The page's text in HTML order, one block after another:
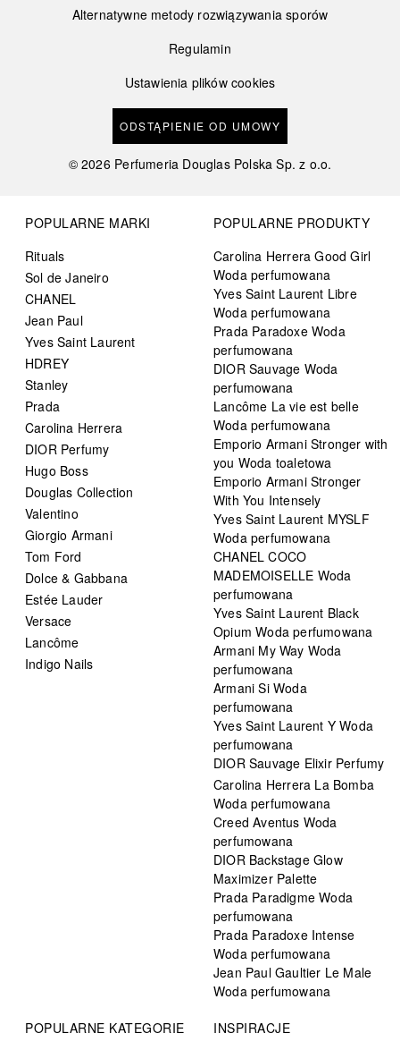
Alternatywne metody rozwiązywania sporów
Regulamin
Ustawienia plików cookies
ODSTĄPIENIE OD UMOWY
©2026 Perfumeria Douglas Polska Sp. z o.o.
POPULARNE MARKI
Rituals
Sol de Janeiro
CHANEL
Jean Paul
Yves Saint Laurent
HDREY
Stanley
Prada
Carolina Herrera
DIOR Perfumy
Hugo Boss
Douglas Collection
Valentino
Giorgio Armani
Tom Ford
Dolce & Gabbana
Estée Lauder
Versace
Lancôme
Indigo Nails
POPULARNE PRODUKTY
Carolina Herrera Good Girl
Woda perfumowana
Yves Saint Laurent Libre
Woda perfumowana
Prada Paradoxe Woda
perfumowana
DIOR Sauvage Woda
perfumowana
Lancôme La vie est belle
Woda perfumowana
Emporio Armani Stronger with
you Woda toaletowa
Emporio Armani Stronger
With You Intensely
Yves Saint Laurent MYSLF
Woda perfumowana
CHANEL COCO
MADEMOISELLE Woda
perfumowana
Yves Saint Laurent Black
Opium Woda perfumowana
Armani My Way Woda
perfumowana
Armani Si Woda
perfumowana
Yves Saint Laurent Y Woda
perfumowana
DIOR Sauvage Elixir Perfumy
Carolina Herrera La Bomba
Woda perfumowana
Creed Aventus Woda
perfumowana
DIOR Backstage Glow
Maximizer Palette
Prada Paradigme Woda
perfumowana
Prada Paradoxe Intense
Woda perfumowana
Jean Paul Gaultier Le Male
Woda perfumowana
POPULARNE KATEGORIE
INSPIRACJE